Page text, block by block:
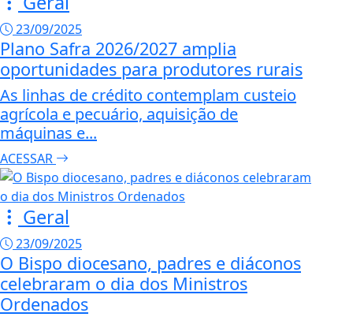
23/09/2025
Plano Safra 2026/2027 amplia
oportunidades para produtores rurais
As linhas de crédito contemplam custeio
agrícola e pecuário, aquisição de
máquinas e...
ACESSAR
Geral
23/09/2025
O Bispo diocesano, padres e diáconos
celebraram o dia dos Ministros
Ordenados